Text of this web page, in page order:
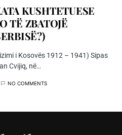
KUSHTETUESE
TË ZBATOJË
i Kosovës 1912 – 1941) Sipas
Cvijiq, në…
NO COMMENTS